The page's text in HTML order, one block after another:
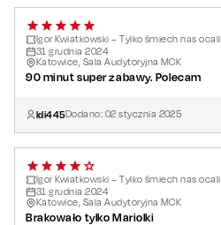
Igor Kwiatkowski – Tylko śmiech nas ocali
31 grudnia 2024
Katowice, Sala Audytoryjna MCK
90 minut super zabawy. Polecam
Idi445Dodano: 02 stycznia 2025
Igor Kwiatkowski – Tylko śmiech nas ocali
31 grudnia 2024
Katowice, Sala Audytoryjna MCK
Brakowało tylko Mariolki